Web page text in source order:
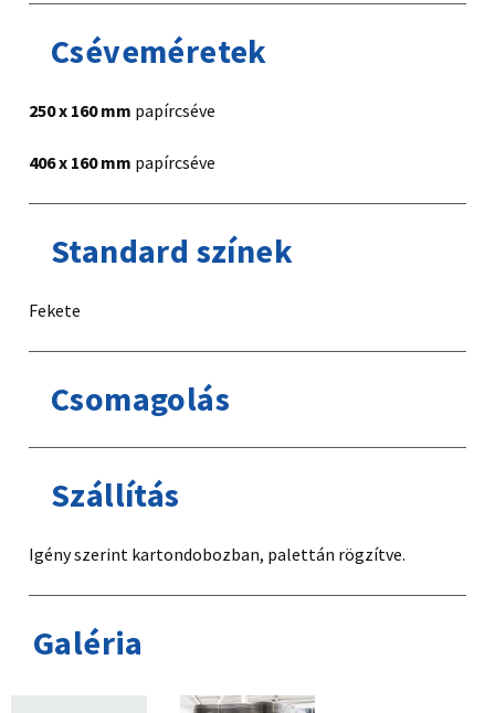
Cséveméretek
250 x 160 mm papírcséve
406 x 160 mm papírcséve
Standard színek
Fekete
Csomagolás
Szállítás
Igény szerint kartondobozban, palettán rögzítve.
Galéria